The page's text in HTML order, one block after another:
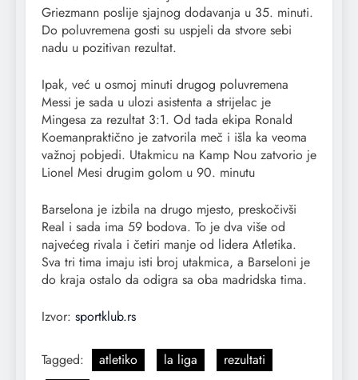
Griezmann poslije sjajnog dodavanja u 35. minuti.
Do poluvremena gosti su uspjeli da stvore sebi
nadu u pozitivan rezultat.
Ipak, već u osmoj minuti drugog poluvremena
Messi je sada u ulozi asistenta a strijelac je
Mingesa za rezultat 3:1. Od tada ekipa Ronald
Koemanpraktično je zatvorila meč i išla ka veoma
važnoj pobjedi. Utakmicu na Kamp Nou zatvorio je
Lionel Mesi drugim golom u 90. minutu
Barselona je izbila na drugo mjesto, preskočivši
Real i sada ima 59 bodova. To je dva više od
najvećeg rivala i četiri manje od lidera Atletika.
Sva tri tima imaju isti broj utakmica, a Barseloni je
do kraja ostalo da odigra sa oba madridska tima.
Izvor: sportklub.rs
Tagged: atletiko la liga
rezultati